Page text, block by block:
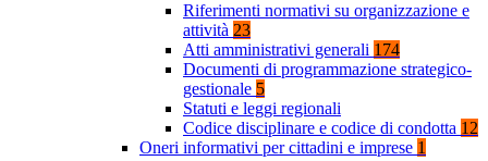
Riferimenti normativi su organizzazione e
attività 23
Atti amministrativi generali 174
Documenti di programmazione strategico-
gestionale 5
Statuti e leggi regionali
Codice disciplinare e codice di condotta 12
Oneri informativi per cittadini e imprese 1